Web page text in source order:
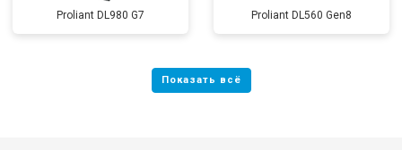
Proliant DL980 G7 Proliant DL560 Gen8